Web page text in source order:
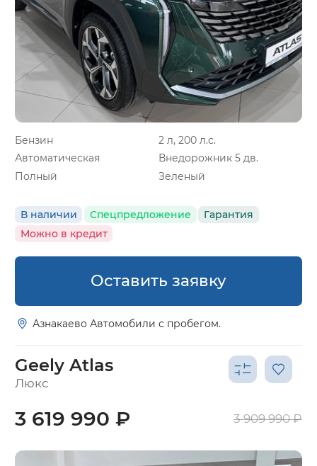
Бензин
2 л, 200 л.с.
Автоматическая
Внедорожник 5 дв.
Полный
Зеленый
В наличии Спецпредложение
Гарантия
Можно в кредит
Оставить заявку
Азнакаево Автомобили с пробегом.
Geely Atlas
Люкс
3 619 990 ₽ 3 909 990 ₽